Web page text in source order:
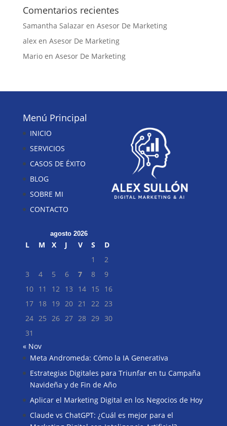
Comentarios recientes
Samantha Salazaren Asesor De Marketing
alexen Asesor De Marketing
Marioen Asesor De Marketing
Menú Principal
INICIO
SERVICIOS
CASOS DE ÉXITO
BLOG
SOBRE MI
CONTACTO
agosto 2026
L M X J V S
D
1
2
3
4 5 6 7 8
9
10 11 12 13 14 15
16
17 18 19 20 21 22 23
24 25 26 27 28 29 30
31
« Nov
Meta Andromeda: Cómo la IA Generativa
Estrategias Digitales para Triunfar en tu Campaña
Navideña y de Fin de Año
Aplicar el Marketing Digital en los Negocios de Hoy
Claude vs ChatGPT: ¿Cuál es mejor para el